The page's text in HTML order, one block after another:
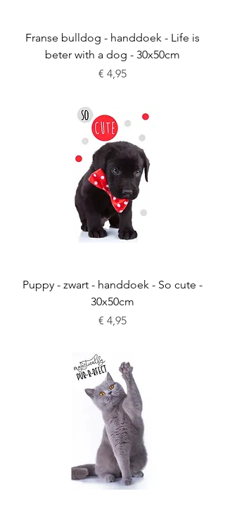
Franse bulldog - handdoek - Life is
beter with a dog - 30x50cm
Prijs
€ 4,95
Puppy - zwart - handdoek - So cute -
30x50cm
Prijs
€ 4,95